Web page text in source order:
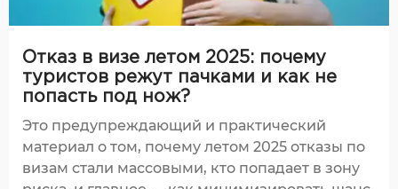
Отказ в визе летом 2025: почему
туристов режут пачками и как не
попасть под нож?
Это предупреждающий и практический
материал о том, почему летом 2025 отказы по
визам стали массовыми, кто попадает в зону